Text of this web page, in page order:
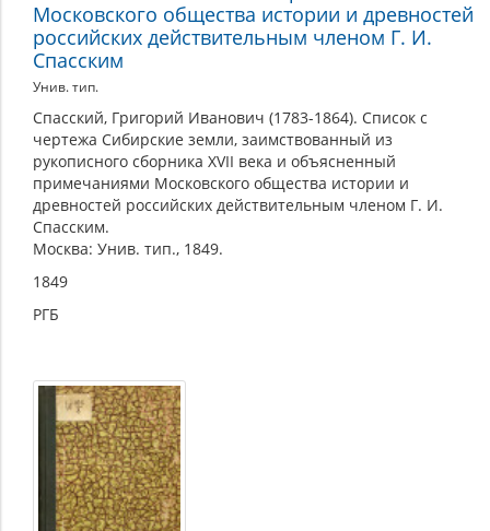
Московского общества истории и древностей
российских действительным членом Г. И.
Спасским
Унив. тип.
Спасский, Григорий Иванович (1783-1864). Список с
чертежа Сибирские земли, заимствованный из
рукописного сборника XVII века и объясненный
примечаниями Московского общества истории и
древностей российских действительным членом Г. И.
Спасским.
Москва: Унив. тип., 1849.
1849
РГБ